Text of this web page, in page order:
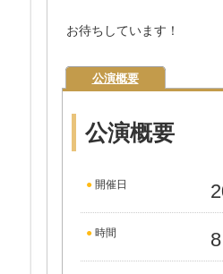
お待ちしています！
公演概要
公演概要
● 開催日
● 時間